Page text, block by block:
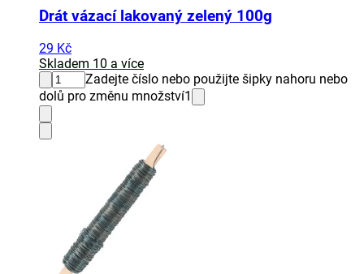
Drát vázací lakovaný zelený 100g
29 Kč
Skladem 10 a více
Zadejte číslo nebo použijte šipky nahoru nebo
dolů pro změnu množství1